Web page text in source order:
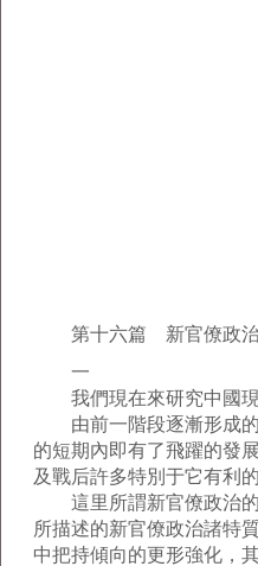
第十六篇 新官僚政治
一
我們現在來研究中國現
由前一階段逐漸形成的
的短期內即有了飛躍的發
及戰后許多特別于它有利
這里所謂新官僚政治的
所描述的新官僚政治諸特
中把持傾向的更形強化，